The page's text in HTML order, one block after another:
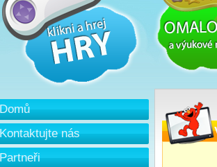
Domů
Kontaktujte nás
Partneři